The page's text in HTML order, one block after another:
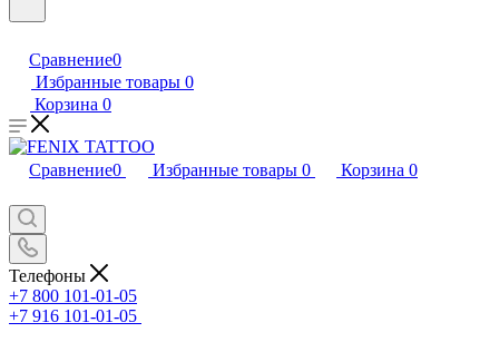
Сравнение0
Избранные товары 0
Корзина 0
Сравнение0 Избранные товары 0 Корзина 0
Телефоны
+7 800 101-01-05
+7 916 101-01-05